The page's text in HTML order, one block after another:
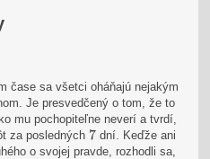
čase sa všetci oháňajú nejakým
Je presvedčený o tom, že to
mu pochopiteľne neverí a tvrdí,
za posledných 7
7 dní. Keďže ani
o svojej pravde, rozhodli sa,